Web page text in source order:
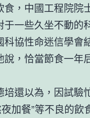
食，中國工程院院
一些久坐不動的
科協性命迷信學會
說，恰當節食一年
培還以為，因試驗
夜加餐”等不良的